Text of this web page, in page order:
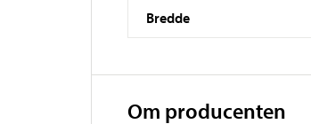
Bredde
Om producenten